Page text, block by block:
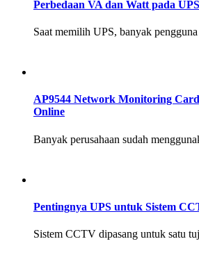
Perbedaan VA dan Watt pada
Saat memilih UPS, banyak
AP9544 Network Monitoring
Online
Banyak perusahaan sudah
Pentingnya UPS untuk Sistem
Sistem CCTV dipasang untuk satu